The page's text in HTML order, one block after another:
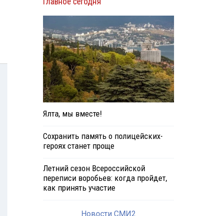
Ялта, мы вместе!
Сохранить память о полицейских-
героях станет проще
Летний сезон Всероссийской
переписи воробьев: когда пройдет,
как принять участие
Новости СМИ2